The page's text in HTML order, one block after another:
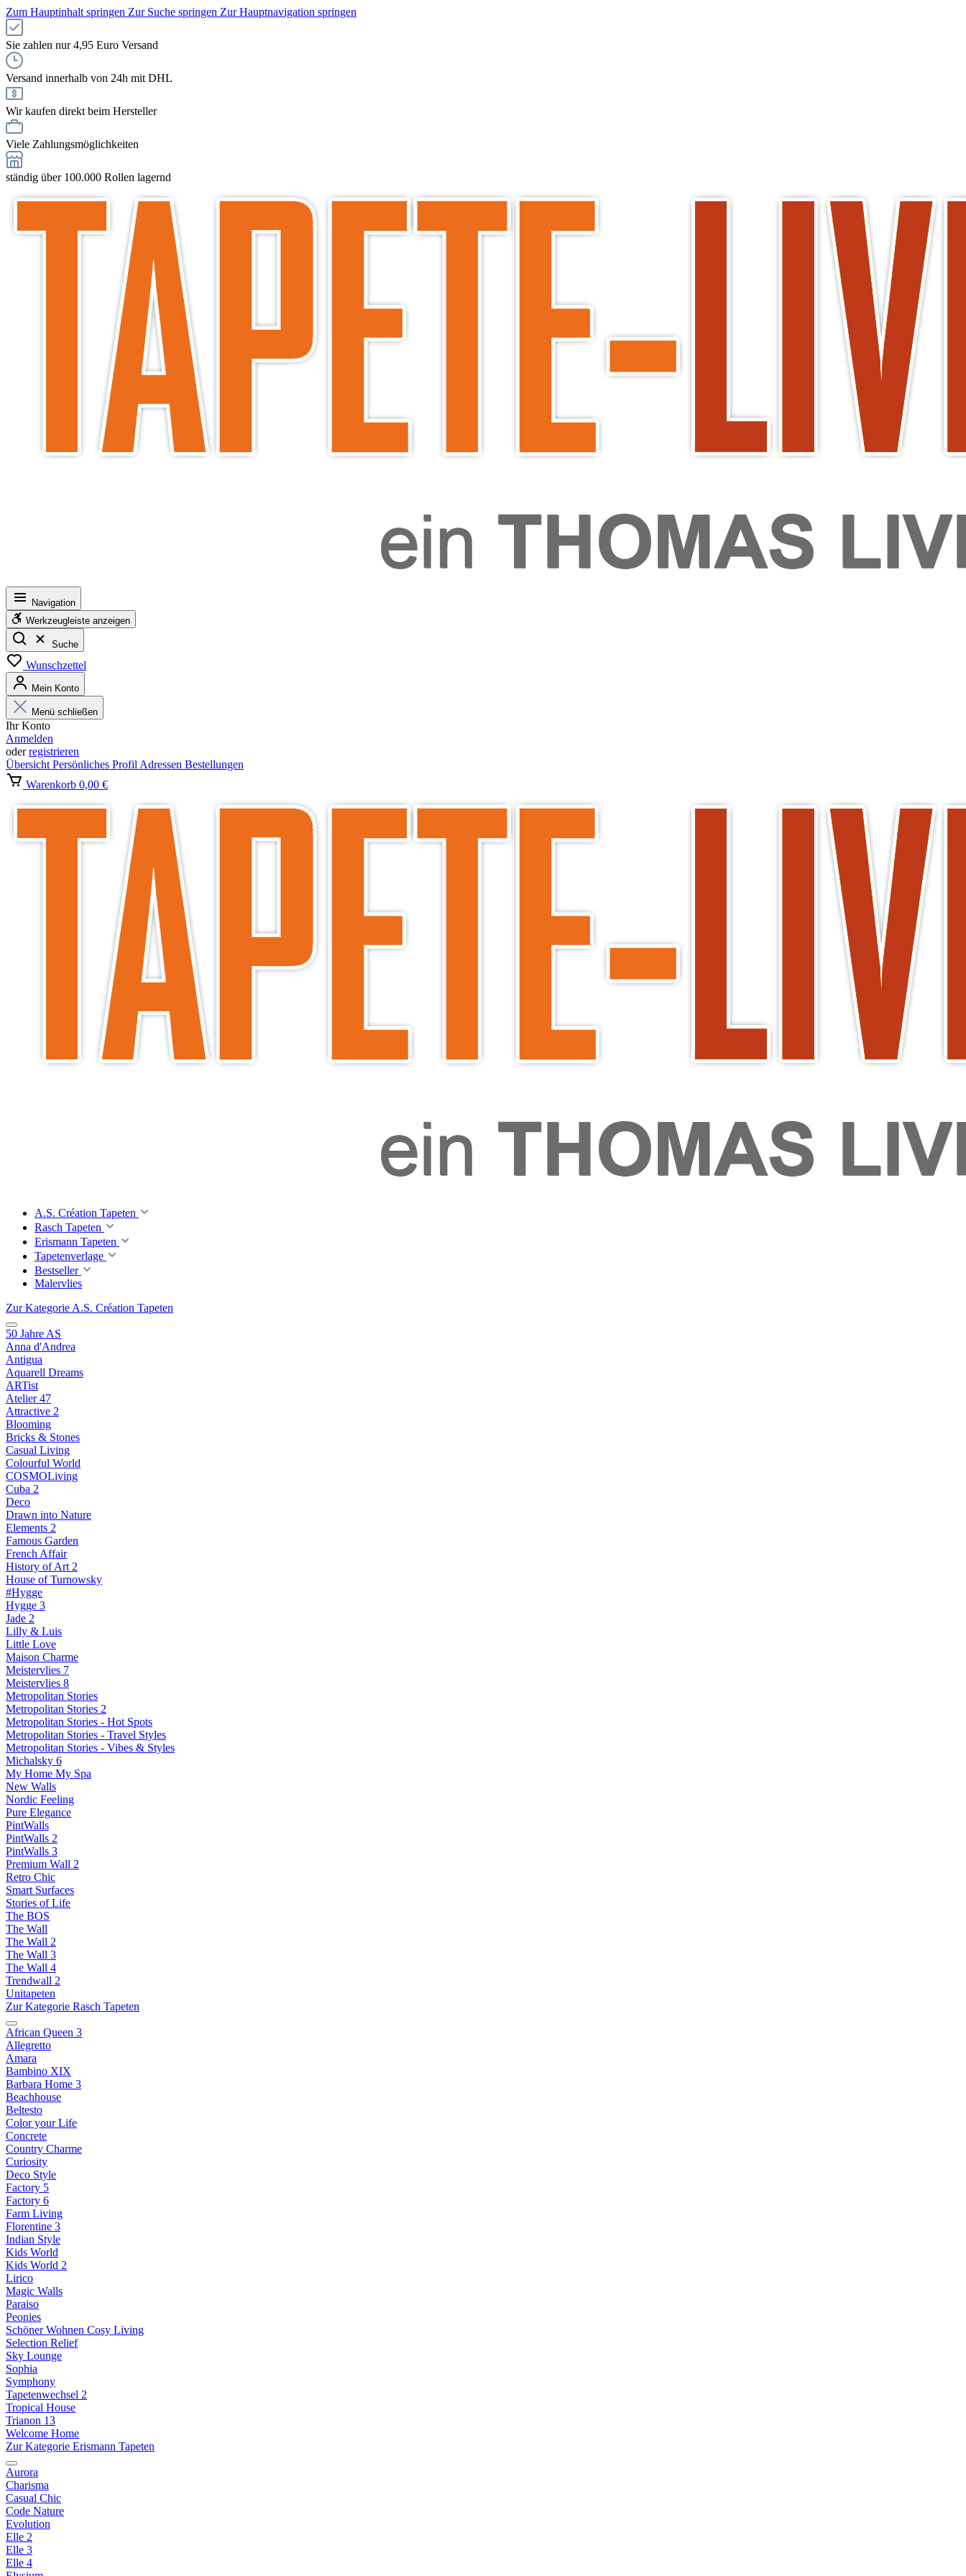
Zum Hauptinhalt springen Zur Suche springen Zur Hauptnavigation springen
Sie zahlen nur 4,95 Euro Versand
Versand innerhalb von 24h mit DHL
Wir kaufen direkt beim Hersteller
Viele Zahlungsmöglichkeiten
ständig über 100.000 Rollen lagernd
Navigation
Werkzeugleiste anzeigen
Suche
Wunschzettel
Mein Konto
Menü schließen
Ihr Konto
Anmelden
oderregistrieren
Übersicht Persönliches Profil Adressen Bestellungen
Warenkorb 0,00 €
A.S. Création Tapeten
Rasch Tapeten
Erismann Tapeten
Tapetenverlage
Bestseller
Malervlies
Zur Kategorie A.S. Création Tapeten
50 Jahre AS
Anna d'Andrea
Antigua
Aquarell Dreams
ARTist
Atelier 47
Attractive 2
Blooming
Bricks & Stones
Casual Living
Colourful World
COSMOLiving
Cuba 2
Deco
Drawn into Nature
Elements 2
Famous Garden
French Affair
History of Art 2
House of Turnowsky
#Hygge
Hygge 3
Jade 2
Lilly & Luis
Little Love
Maison Charme
Meistervlies 7
Meistervlies 8
Metropolitan Stories
Metropolitan Stories 2
Metropolitan Stories - Hot Spots
Metropolitan Stories - Travel Styles
Metropolitan Stories - Vibes & Styles
Michalsky 6
My Home My Spa
New Walls
Nordic Feeling
Pure Elegance
PintWalls
PintWalls 2
PintWalls 3
Premium Wall 2
Retro Chic
Smart Surfaces
Stories of Life
The BOS
The Wall
The Wall 2
The Wall 3
The Wall 4
Trendwall 2
Unitapeten
Zur Kategorie Rasch Tapeten
African Queen 3
Allegretto
Amara
Bambino XIX
Barbara Home 3
Beachhouse
Beltesto
Color your Life
Concrete
Country Charme
Curiosity
Deco Style
Factory 5
Factory 6
Farm Living
Florentine 3
Indian Style
Kids World
Kids World 2
Lirico
Magic Walls
Paraiso
Peonies
Schöner Wohnen Cosy Living
Selection Relief
Sky Lounge
Sophia
Symphony
Tapetenwechsel 2
Tropical House
Trianon 13
Welcome Home
Zur Kategorie Erismann Tapeten
Aurora
Charisma
Casual Chic
Code Nature
Evolution
Elle 2
Elle 3
Elle 4